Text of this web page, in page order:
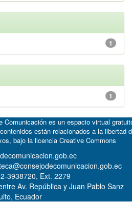
1
1
Comunicación es un espacio virtual
están relacionados a la libertad
bajo la licencia Creative Commons
3938720, Ext. 2279
Av. República y Juan Pablo Sanz
Ecuador